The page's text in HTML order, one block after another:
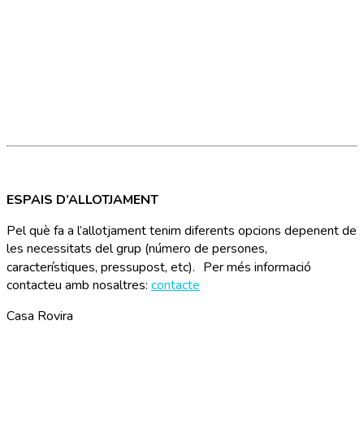
ESPAIS D’ALLOTJAMENT
Pel què fa a l’allotjament tenim diferents opcions depenent de
les necessitats del grup (número de persones,
característiques, pressupost, etc). Per més informació
contacteu amb nosaltres: contacte
Casa Rovira